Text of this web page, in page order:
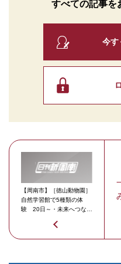
すべての記事を
今す
【周南市】［徳山動物園］
自然学習館で5種類の体
験 20日～・未来へつなぐ